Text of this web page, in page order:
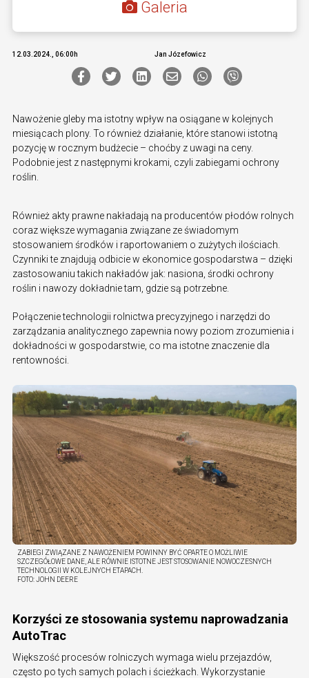
Galeria
12.03.2024., 06:00h Jan Józefowicz
Nawożenie gleby ma istotny wpływ na osiągane w kolejnych
miesiącach plony. To również działanie, które stanowi istotną
pozycję w rocznym budżecie – choćby z uwagi na ceny.
Podobnie jest z następnymi krokami, czyli zabiegami ochrony
roślin.
Również akty prawne nakładają na producentów płodów rolnych
coraz większe wymagania związane ze świadomym
stosowaniem środków i raportowaniem o zużytych ilościach.
Czynniki te znajdują odbicie w ekonomice gospodarstwa – dzięki
zastosowaniu takich nakładów jak: nasiona, środki ochrony
roślin i nawozy dokładnie tam, gdzie są potrzebne.
Połączenie technologii rolnictwa precyzyjnego i narzędzi do
zarządzania analitycznego zapewnia nowy poziom zrozumienia i
dokładności w gospodarstwie, co ma istotne znaczenie dla
rentowności.
ZABIEGI ZWIĄZANE Z NAWOŻENIEM POWINNY BYĆ OPARTE O MOŻLIWIE
SZCZEGÓŁOWE DANE, ALE RÓWNIE ISTOTNE JEST STOSOWANIE NOWOCZESNYCH
TECHNOLOGII W KOLEJNYCH ETAPACH.
FOTO:JOHN DEERE
Korzyści ze stosowania systemu naprowadzania
AutoTrac
Większość procesów rolniczych wymaga wielu przejazdów,
często po tych samych polach i ścieżkach. Wykorzystanie